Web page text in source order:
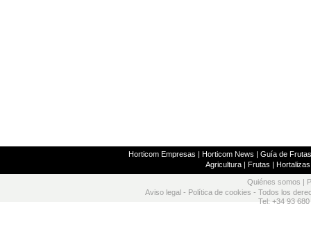
Horticom Empresas | Horticom News | Guía de
Agricultura| Frutas | Hortalizas
Quiénes somos
Aviso legal - Política de cookies - Todos los
Tel: +34 93